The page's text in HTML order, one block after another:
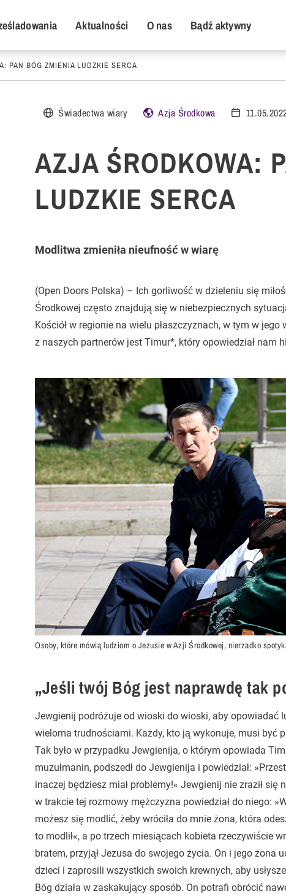
Primary MenuAktualności O nas Bądź aktywny
PAN BÓG ZMIENIA LUDZKIE SERCA
Świadectwa wiary Azja Środkowa
AZJA ŚRODKOWA:
LUDZKIE SERCA
Modlitwa zmieniła nieufność w wiarę
(Open Doors Polska) – Ich gorliwość w dzieleniu się
Środkowej często znajdują się w niebezpiecznych
Kościół w regionie na wielu płaszczyznach, w tym w
z naszych partnerów jest Timur*, który opowiedział nam
Osoby, które mówią ludziom o Jezusie w Azji Środkowej, nierzadko
„Jeśli twój Bóg jest naprawdę tak
Jewgienij podróżuje od wioski do wioski, aby opowiadać
wieloma trudnościami. Każdy, kto ją wykonuje, musi być
Tak było w przypadku Jewgienija, o którym opowiada
muzułmanin, podszedł do Jewgienija i powiedział:
inaczej będziesz miał problemy!« Jewgienij nie zraził
w trakcie tej rozmowy mężczyzna powiedział do niego:
możesz się modlić, żeby wróciła do mnie żona, która
to modlił«, a po trzech miesiącach kobieta rzeczywiście
bratem, przyjął Jezusa do swojego życia. On i jego
dzieci i zaprosili wszystkich swoich krewnych, aby
Bóg działa w zaskakujący sposób. On potrafi obrócić